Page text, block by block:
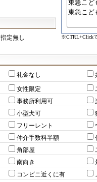
指定無し ※CTRL+Click
礼金なし
女性限定
事務所利用可
小型犬可
フリーレント
仲介手数料半額
角部屋
南向き
コンビニ近くに有